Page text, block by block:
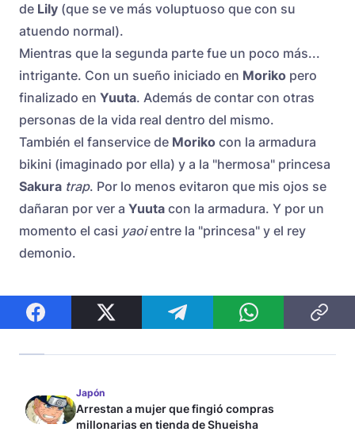
de Lily (que se ve más voluptuoso que con su
atuendo normal).
Mientras que la segunda parte fue un poco más...
intrigante. Con un sueño iniciado en Moriko pero
finalizado en Yuuta. Además de contar con otras
personas de la vida real dentro del mismo.
También el fanservice de Moriko con la armadura
bikini (imaginado por ella) y a la "hermosa" princesa
Sakura trap. Por lo menos evitaron que mis ojos se
dañaran por ver a Yuuta con la armadura. Y por un
momento el casi yaoientre la "princesa" y el rey
demonio.
Japón
Arrestan a mujer que fingió compras
millonarias en tienda de Shueisha